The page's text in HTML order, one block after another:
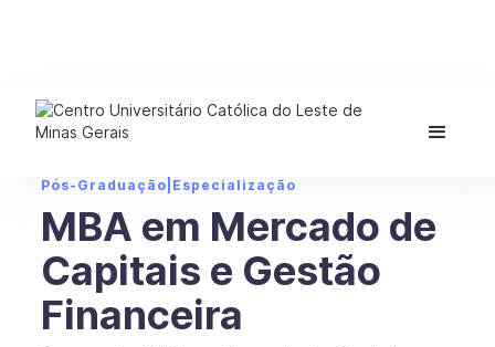
Pós-Graduação Especialização
MBA em Mercado de
Capitais e Gestão
Financeira